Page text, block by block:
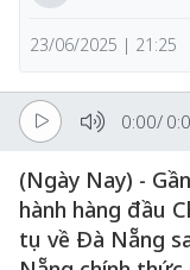
23/06/2025 | 21:25
0:00/
(Ngày Nay) -
hành hàng đầu
tụ về Đà Nẵng